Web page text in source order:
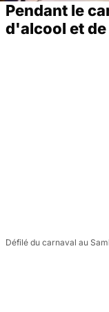
Pendant le
d'alcool et
Défilé du carnaval au